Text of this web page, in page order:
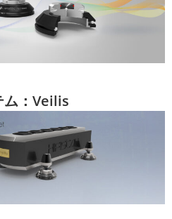
ム：Veilis